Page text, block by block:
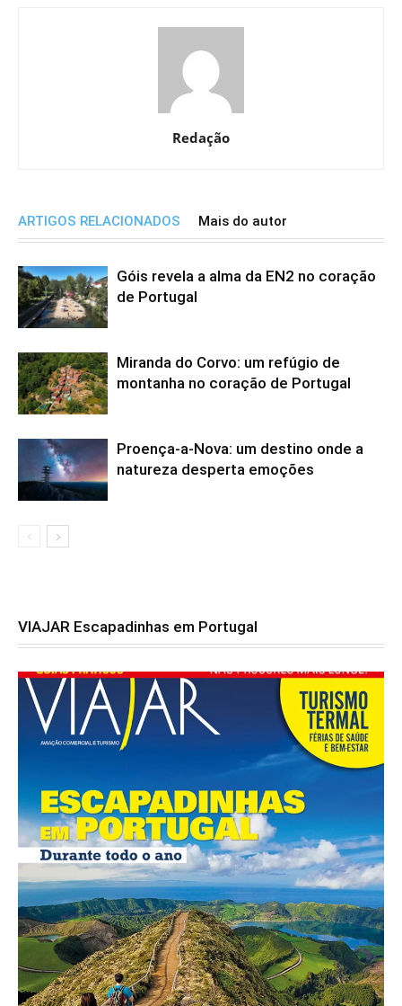
Redação
ARTIGOS RELACIONADOS Mais do autor
Góis revela a alma da EN2 no coração
de Portugal
Miranda do Corvo: um refúgio de
montanha no coração de Portugal
Proença-a-Nova: um destino onde a
natureza desperta emoções
VIAJAR Escapadinhas em Portugal